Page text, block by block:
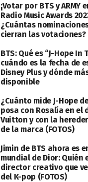
¡Votar por BTS y ARMY
Radio Music Awards
¿Cuántas
cierran las votaciones?
BTS: Qué es “J-Hope In
cuándo es la fecha de
Disney Plus y dónde
disponible
¿Cuánto mide J-Hope
posa con Rosalía en el
Vuitton y con la
de la marca (FOTOS)
Jimin de BTS ahora es
mundial de Dior: Quién
director creativo que
del K-pop (FOTOS)